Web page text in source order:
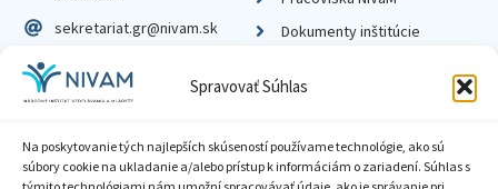
Spravovať Súhlas
Na poskytovanie tých najlepších skúseností používame technológie, ako sú
súbory cookie na ukladanie a/alebo prístup k informáciám o zariadení. Súhlas s
sekretariat.gr@nivam.sk
IČO: 00164348
DIČ: 2020798714
Dokumenty inštitúcie